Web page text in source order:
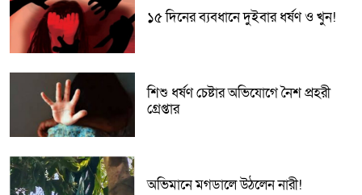
১৫ দিনের ব্যবধানে দুইবার ধর্ষণ ও খুন!
শিশু ধর্ষণ চেষ্টার অভিযোগে নৈশ প্রহরী
গ্রেপ্তার
অভিমানে মগডালে উঠলেন নারী!